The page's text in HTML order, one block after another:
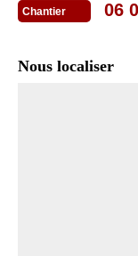
Chantier 06
Nous localiser